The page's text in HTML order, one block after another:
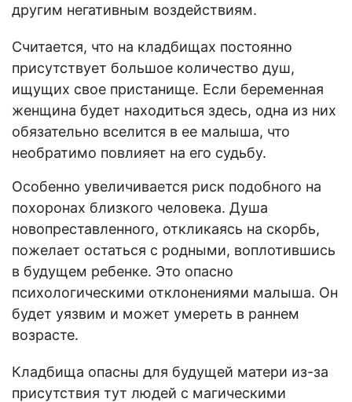
другим негативным воздействиям.
Считается, что на кладбищах постоянно
присутствует большое количество душ,
ищущих свое пристанище. Если беременная
женщина будет находиться здесь, одна из них
обязательно вселится в ее малыша, что
необратимо повлияет на его судьбу.
Особенно увеличивается риск подобного на
похоронах близкого человека. Душа
новопреставленного, откликаясь на скорбь,
пожелает остаться с родными, воплотившись
в будущем ребенке. Это опасно
психологическими отклонениями малыша. Он
будет уязвим и может умереть в раннем
возрасте.
Кладбища опасны для будущей матери из-за
присутствия тут людей с магическими